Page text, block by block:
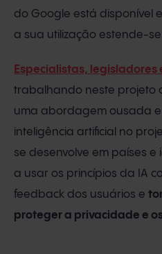
do Google está disponível
a sua utilização estende-
Especialistas, legisladores
trabalhando neste projeto
uma abordagem ousada
inteligência artificial no
se desenvolve em países e
a usar os princípios da IA
feedback dos usuários e
proteger a privacidade e